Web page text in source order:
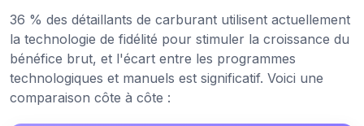
36 % des détaillants de carburant utilisent actuellement
la technologie de fidélité pour stimuler la croissance du
bénéfice brut, et l'écart entre les programmes
technologiques et manuels est significatif. Voici une
comparaison côte à côte :